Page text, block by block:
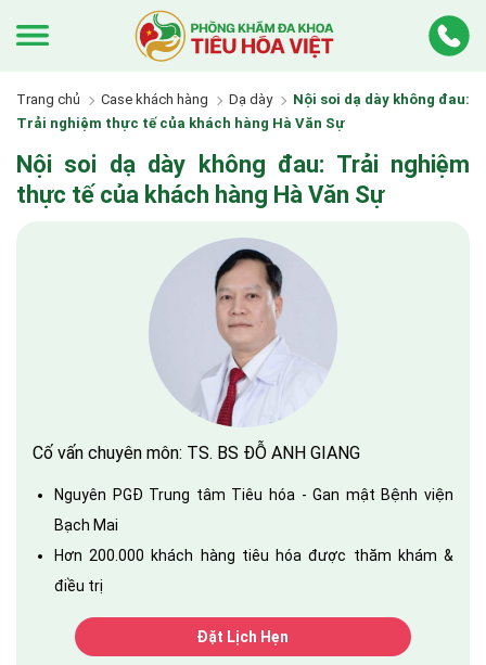
Trang chủ Case khách hàng Dạ dày
Nội soi dạ dày không đau:
Trải nghiệm thực tế của khách hàng Hà Văn Sự
Nội soi dạ dày không đau: Trải nghiệm
thực tế của khách hàng Hà Văn Sự
Cố vấn chuyên môn: TS. BS ĐỖ ANH GIANG
Nguyên PGĐ Trung tâm Tiêu hóa - Gan mật Bệnh viện
Bạch Mai
Hơn 200.000 khách hàng tiêu hóa được thăm khám &
điều trị
Đặt Lịch Hẹn